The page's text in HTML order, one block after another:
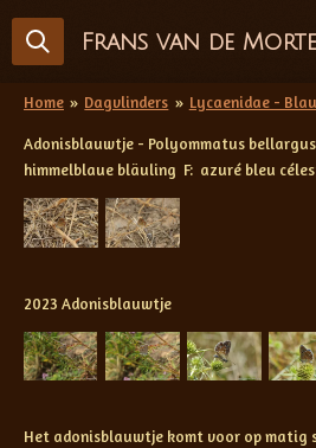
Ga
direct
deHome » Dagvlinders » Lycaenidae -
Adonisblauwtje - Polyommatus
himmelblaue bläuling F: azuré bleu
2023 Adonisblauwtje
Het adonisblauwtje komt voor op matig